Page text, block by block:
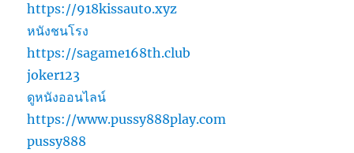
https://918kissauto.xyz
หนังชนโรง
https://sagame168th.club
joker123
ดูหนังออนไลน์
https://www.pussy888play.com
pussy888